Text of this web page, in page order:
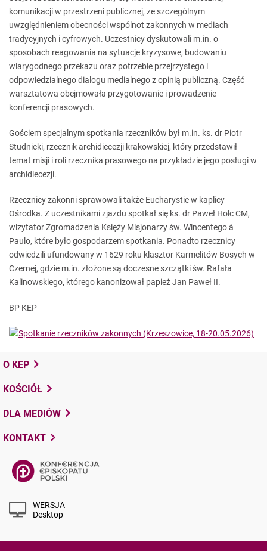
komunikacji w przestrzeni publicznej, ze szczególnym
uwzględnieniem obecności wspólnot zakonnych w mediach
tradycyjnych i cyfrowych. Uczestnicy dyskutowali m.in. o
sposobach reagowania na sytuacje kryzysowe, budowaniu
wiarygodnego przekazu oraz potrzebie przejrzystego i
odpowiedzialnego dialogu medialnego z opinią publiczną. Część
warsztatowa obejmowała przygotowanie i prowadzenie
konferencji prasowych.
Gościem specjalnym spotkania rzeczników był m.in. ks. dr Piotr
Studnicki, rzecznik archidiecezji krakowskiej, który przedstawił
temat misji i roli rzecznika prasowego na przykładzie jego posługi w
archidiecezji.
Rzecznicy zakonni sprawowali także Eucharystie w kaplicy
Ośrodka. Z uczestnikami zjazdu spotkał się ks. dr Paweł Holc CM,
wizytator Zgromadzenia Księży Misjonarzy św. Wincentego à
Paulo, które było gospodarzem spotkania. Ponadto rzecznicy
odwiedzili ufundowany w 1629 roku klasztor Karmelitów Bosych w
Czernej, gdzie m.in. złożone są doczesne szczątki św. Rafała
Kalinowskiego, którego kanonizował papież Jan Paweł II.
BP KEP
O KEP
KOŚCIÓŁ
DLA MEDIÓW
KONTAKT
WERSJA
Desktop